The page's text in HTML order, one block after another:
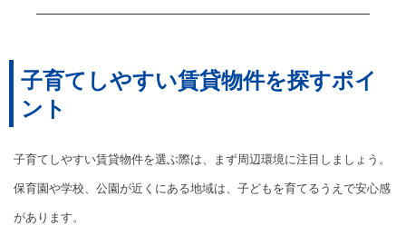
子育てしやすい賃貸物件を探すポイ
ント
子育てしやすい賃貸物件を選ぶ際は、まず周辺環境に注目しましょう。
保育園や学校、公園が近くにある地域は、子どもを育てるうえで安心感
があります。